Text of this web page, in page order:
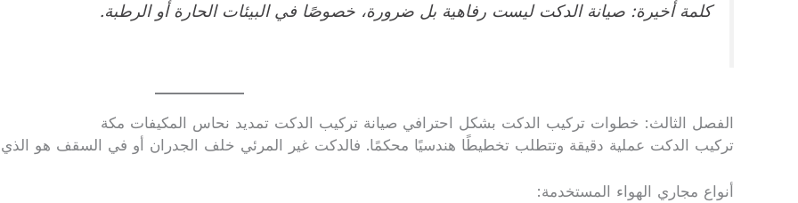
كلمة أخيرة: صيانة الدكت ليست رفاهية بل ضرورة، خصوصًا في البيئات الحارة أو الرطبة.
الفصل الثالث: خطوات تركيب الدكت بشكل احترافي صيانة تركيب الدكت تمديد نحاس المكيفات مكة
تركيب الدكت عملية دقيقة وتتطلب تخطيطًا هندسيًا محكمًا. فالدكت غير المرئي خلف الجدران أو في السقف هو
أنواع مجاري الهواء المستخدمة: